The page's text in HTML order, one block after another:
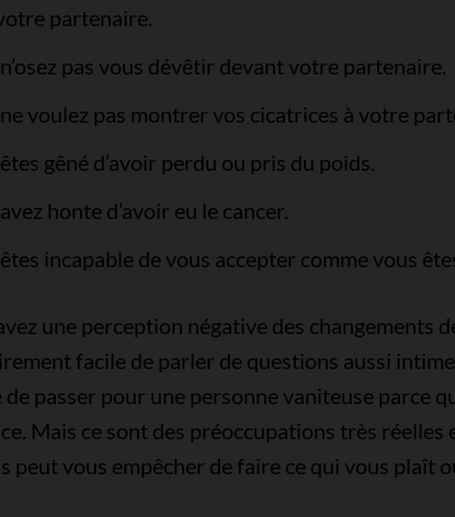
partenaire.
pas vous dévêtir devant votre partenaire.
voulez pas montrer vos cicatrices à votre
gêné d’avoir perdu ou pris du poids.
honte d’avoir eu le cancer.
incapable de vous accepter comme vous
une perception négative des changements
facile de parler de questions aussi
passer pour une personne vaniteuse parce
Mais ce sont des préoccupations très
peut vous empêcher de faire ce qui vous plaît